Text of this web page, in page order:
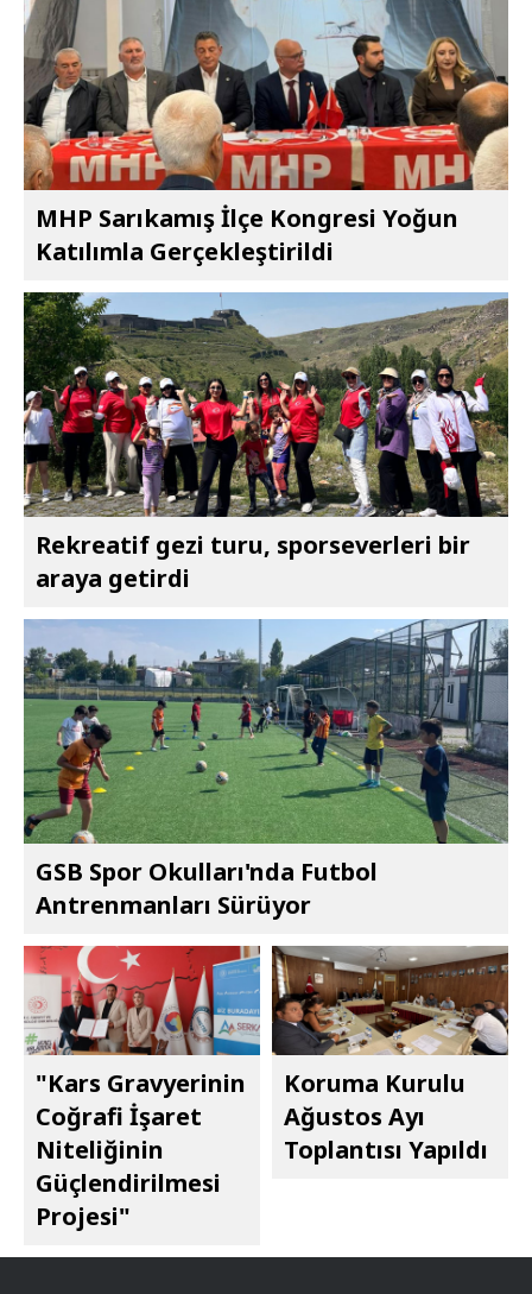
MHP Sarıkamış İlçe Kongresi Yoğun
Katılımla Gerçekleştirildi
Rekreatif gezi turu, sporseverleri bir
araya getirdi
GSB Spor Okulları'nda Futbol
Antrenmanları Sürüyor
"Kars Gravyerinin
Coğrafi İşaret
Niteliğinin
Güçlendirilmesi
Projesi"
Koruma Kurulu
Ağustos Ayı
Toplantısı Yapıldı